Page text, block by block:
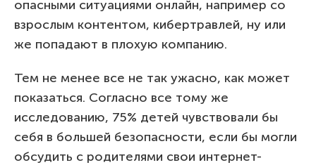
опасными ситуациями онлайн, например со
взрослым контентом, кибертравлей, ну или
же попадают в плохую компанию.
Тем не менее все не так ужасно, как может
показаться. Согласно все тому же
исследованию, 75% детей чувствовали бы
себя в большей безопасности, если бы могли
обсудить с родителями свои интернет-